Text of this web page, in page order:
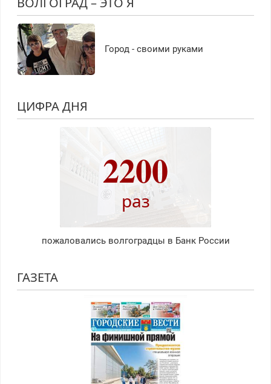
Город - своими руками
ЦИФРА ДНЯ
2200
раз
пожаловались волгоградцы в Банк России
ГАЗЕТА